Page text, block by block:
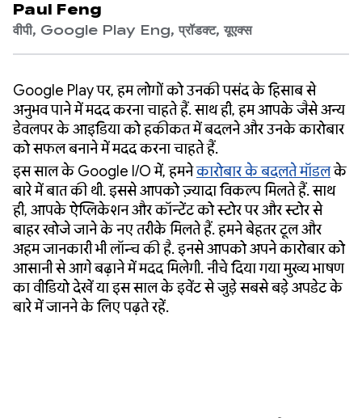
Paul Feng
वीपी, Google Play Eng, प्रॉडक्ट, यूएक्स
Google Play पर, हम लोगों को उनकी पसंद के हिसाब से
अनुभव पाने में मदद करना चाहते हैं. साथ ही, हम आपके जैसे अन्य
डेवलपर के आइडिया को हकीकत में बदलने और उनके कारोबार
को सफल बनाने में मदद करना चाहते हैं.
इस साल के Google I/O में, हमनेकारोबार के बदलते मॉडलके
बारे में बात की थी. इससे आपको ज़्यादा विकल्प मिलते हैं. साथ
ही, आपके ऐप्लिकेशन और कॉन्टेंट को स्टोर पर और स्टोर से
बाहर खोजे जाने के नए तरीके मिलते हैं. हमने बेहतर टूल और
अहम जानकारी भी लॉन्च की है. इनसे आपको अपने कारोबार को
आसानी से आगे बढ़ाने में मदद मिलेगी. नीचे दिया गया मुख्य भाषण
का वीडियो देखें या इस साल के इवेंट से जुड़े सबसे बड़े अपडेट के
बारे में जानने के लिए पढ़ते रहें.